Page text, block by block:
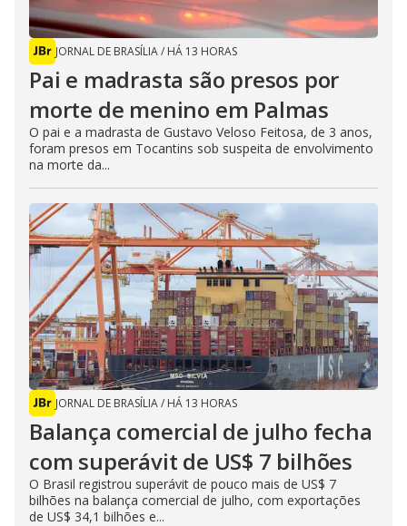
JORNAL DE BRASÍLIA/ HÁ 13 HORAS
Pai e madrasta são presos por
morte de menino em Palmas
O pai e a madrasta de Gustavo Veloso Feitosa, de 3 anos,
foram presos em Tocantins sob suspeita de envolvimento
na morte da...
JORNAL DE BRASÍLIA/ HÁ 13 HORAS
Balança comercial de julho fecha
com superávit de US$ 7 bilhões
O Brasil registrou superávit de pouco mais de US$ 7
bilhões na balança comercial de julho, com exportações
de US$ 34,1 bilhões e...